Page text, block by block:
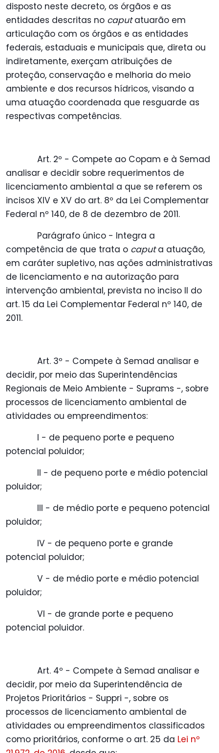
disposto neste decreto, os órgãos e as
entidades descritas no caputatuarão em
articulação com os órgãos e as entidades
federais, estaduais e municipais que, direta ou
indiretamente, exerçam atribuições de
proteção, conservação e melhoria do meio
ambiente e dos recursos hídricos, visando a
uma atuação coordenada que resguarde as
respectivas competências.
Art. 2º - Compete ao Copam e à Semad
analisar e decidir sobre requerimentos de
licenciamento ambiental a que se referem os
incisos XIV e XV do art. 8º da Lei Complementar
Federal nº 140, de 8 de dezembro de 2011.
Parágrafo único - Integra a
competência de que trata o caputa atuação,
em caráter supletivo, nas ações administrativas
de licenciamento e na autorização para
intervenção ambiental, prevista no inciso II do
art. 15 da Lei Complementar Federal nº 140, de
2011.
Art. 3º - Compete à Semad analisar e
decidir, por meio das Superintendências
Regionais de Meio Ambiente - Suprams -, sobre
processos de licenciamento ambiental de
atividades ou empreendimentos:
I - de pequeno porte e pequeno
potencial poluidor;
II - de pequeno porte e médio potencial
poluidor;
III - de médio porte e pequeno potencial
poluidor;
IV - de pequeno porte e grande
potencial poluidor;
V - de médio porte e médio potencial
poluidor;
VI - de grande porte e pequeno
potencial poluidor.
Art. 4º - Compete à Semad analisar e
decidir, por meio da Superintendência de
Projetos Prioritários - Suppri -, sobre os
processos de licenciamento ambiental de
atividades ou empreendimentos classificados
como prioritários, conforme o art. 25 da Lei nº